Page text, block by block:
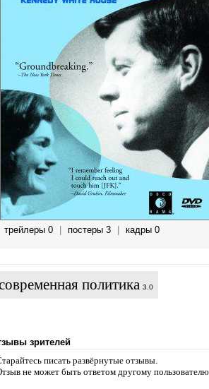
трейлеры 0 постеры 3 кадры 0
политика 3.0
зрителей
писать развёрнутые отзывы.
не может быть ответом другому